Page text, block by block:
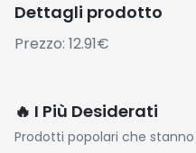
Dettagli prodotto
Prezzo: 12.91€
🔥 I Più Desiderati
Prodotti popolari che